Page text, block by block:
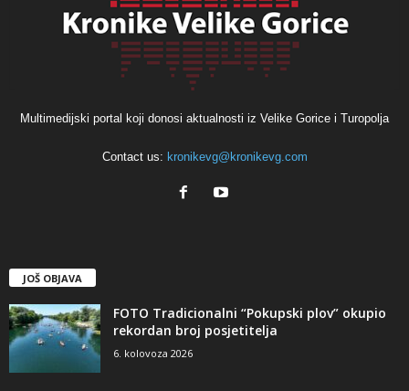
Multimedijski portal koji donosi aktualnosti iz Velike Gorice i Turopolja
Contact us: kronikevg@kronikevg.com
JOŠ OBJAVA
FOTO Tradicionalni “Pokupski plov” okupio
rekordan broj posjetitelja
6. kolovoza 2026